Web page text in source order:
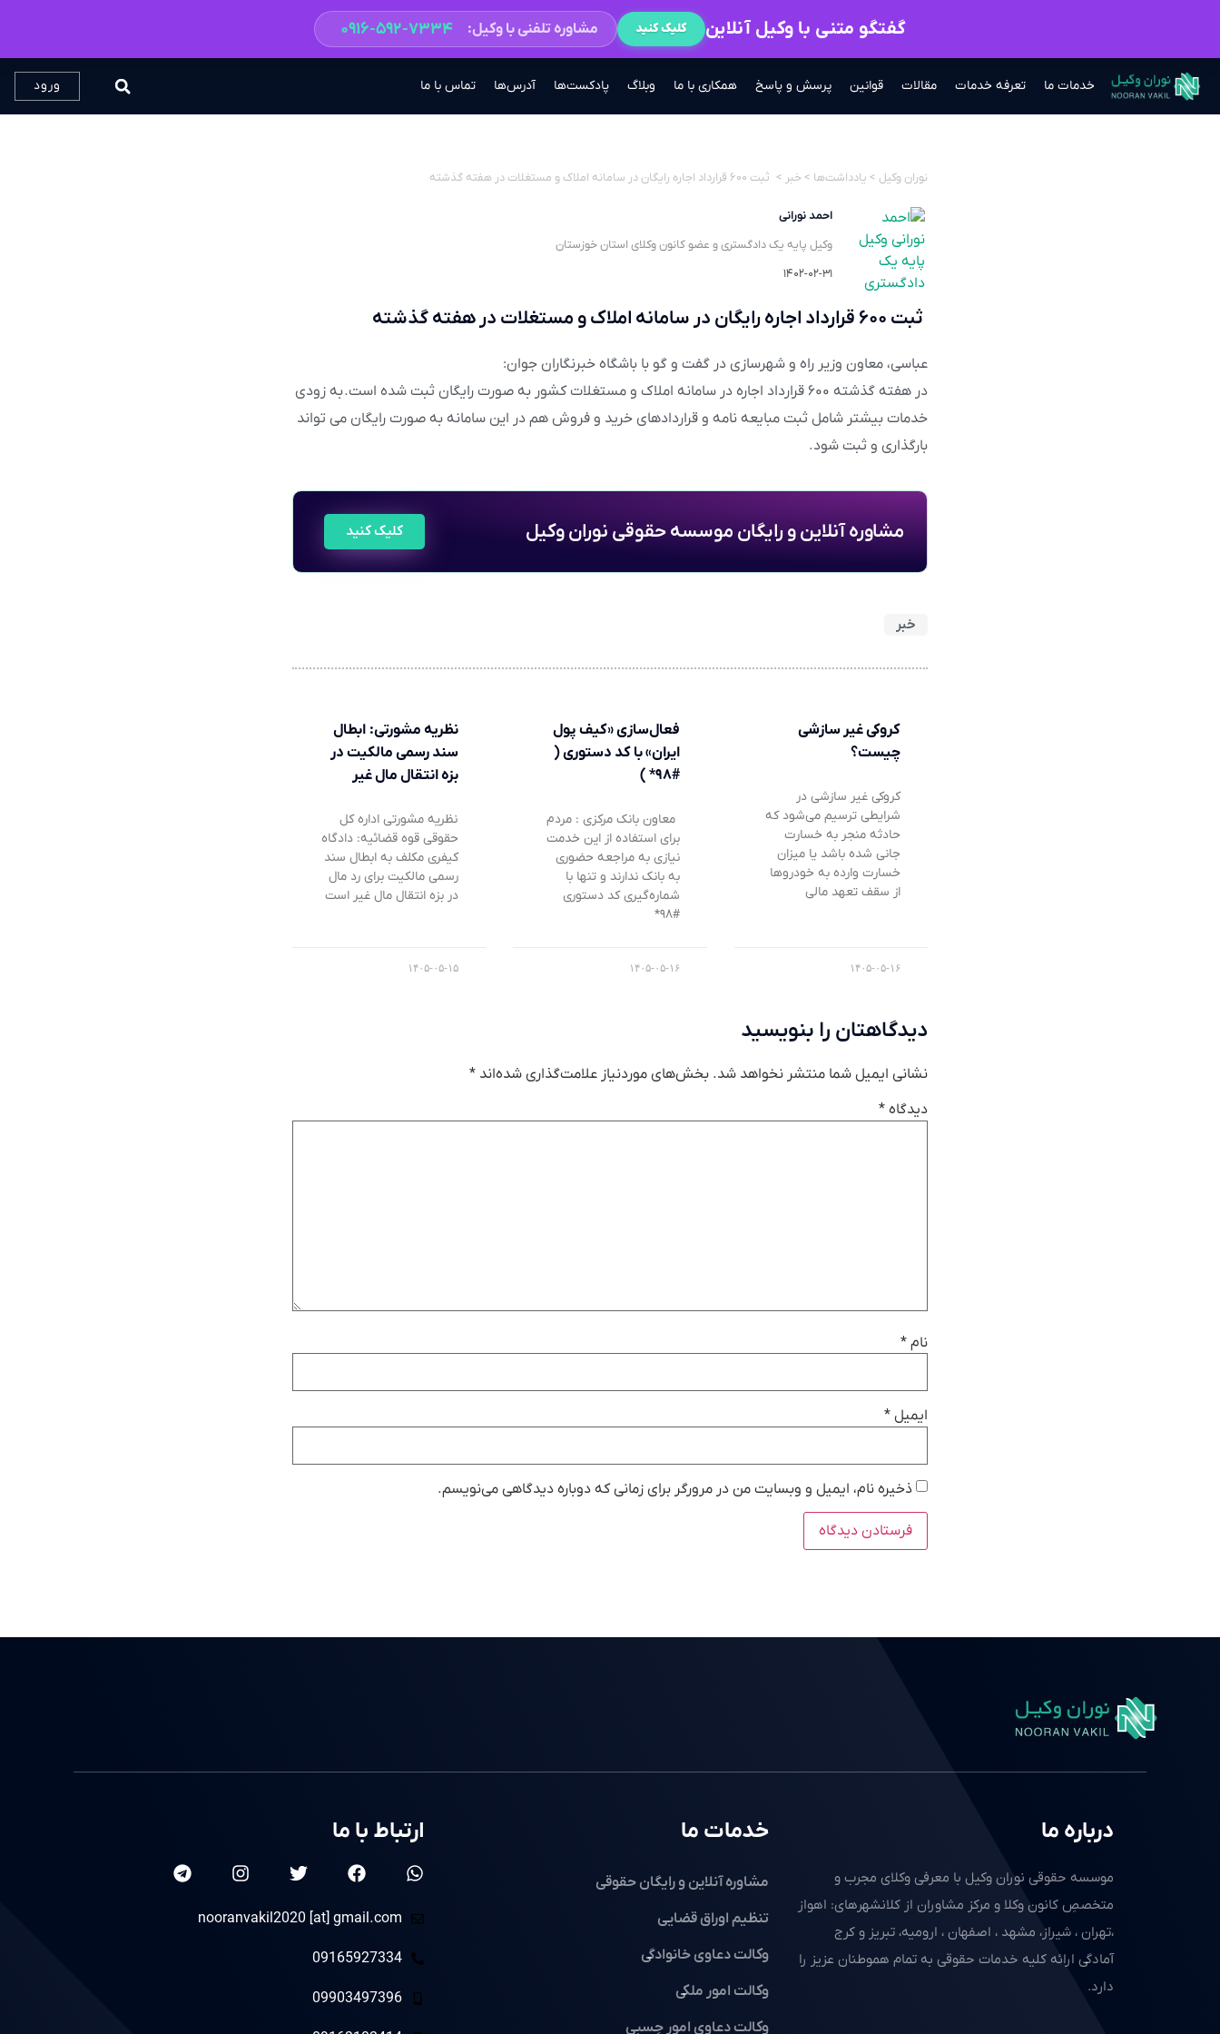
گفتگو متنی با وکیل آنلاین کلیک کنید مشاوره تلفنی با وکیل: ۰۹۱۶-۵۹۲-۷۳۳۴
خدمات ما تعرفه خدمات مقالات قوانین پرسش و پاسخ همکاری با ما وبلاگ پادکست‌ها آدرس‌ها تماس با ما ورود
نوران وکیل > یادداشت‌ها > خبر > ثبت ۶۰۰ قرارداد اجاره رایگان در سامانه املاک و مستغلات در هفته گذشته
احمد نورانی
وکیل پایه یک دادگستری و عضو کانون وکلای استان خوزستان
۱۴۰۲-۰۲-۳۱
ثبت ۶۰۰ قرارداد اجاره رایگان در سامانه املاک و مستغلات در هفته گذشته
عباسی، معاون وزیر راه و شهرسازی در گفت و گو با باشگاه خبرنگاران جوان:
در هفته گذشته ۶۰۰ قرارداد اجاره در سامانه املاک و مستغلات کشور به صورت رایگان ثبت شده است. به زودی
خدمات بیشتر شامل ثبت مبایعه نامه و قراردادهای خرید و فروش هم در این سامانه به صورت رایگان می تواند
بارگذاری و ثبت شود.
مشاوره آنلاین و رایگان موسسه حقوقی نوران وکیل کلیک کنید
خبر
کروکی غیر سازشی
چیست؟
کروکی غیر سازشی در
شرایطی ترسیم می‌شود که
حادثه منجر به خسارت
جانی شده باشد یا میزان
خسارت وارده به خودروها
از سقف تعهد مالی
۱۴۰۵-۰۵-۱۶
فعال‌سازی «کیف پول
ایران» با کد دستوری (
#۹۸* )
معاون بانک مرکزی : مردم
برای استفاده از این خدمت
نیازی به مراجعه حضوری
به بانک ندارند و تنها با
شماره‌گیری کد دستوری
#۹۸*
۱۴۰۵-۰۵-۱۶
نظریه مشورتی: ابطال
سند رسمی مالکیت در
بزه انتقال مال غیر
نظریه مشورتی اداره کل
حقوقی قوه قضائیه: دادگاه
کیفری مکلف به ابطال سند
رسمی مالکیت برای رد مال
در بزه انتقال مال غیر است
۱۴۰۵-۰۵-۱۵
دیدگاهتان را بنویسید
نشانی ایمیل شما منتشر نخواهد شد. بخش‌های موردنیاز علامت‌گذاری شده‌اند *
دیدگاه *
نام *
ایمیل *
ذخیره نام، ایمیل و وبسایت من در مرورگر برای زمانی که دوباره دیدگاهی می‌نویسم.
درباره ما
موسسه حقوقی نوران وکیل با معرفی وکلای مجرب و
متخصصِ کانون وکلا و مرکز مشاوران از کلانشهرهای: اهواز
،تهران ، شیراز، مشهد ، اصفهان ، ارومیه، تبریز و کرج
آمادگی ارائه کلیه خدمات حقوقی به تمام هموطنان عزیز را
دارد.
خدمات ما
مشاوره آنلاین و رایگان حقوقی
تنظیم اوراق قضایی
وکالت دعاوی خانوادگی
وکالت امور ملکی
وکالت دعاوی امور حِسبی
ارتباط با ما
nooranvakil2020 [at] gmail.com
09165927334
09903497396